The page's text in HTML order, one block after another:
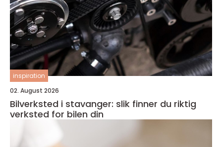
inspiration
02. August 2026
Bilverksted i stavanger: slik finner du riktig
verksted for bilen din